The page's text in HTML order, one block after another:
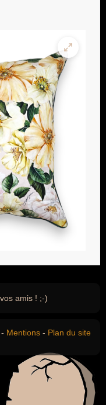
amis ! ;-)
- Mentions - Plan du site